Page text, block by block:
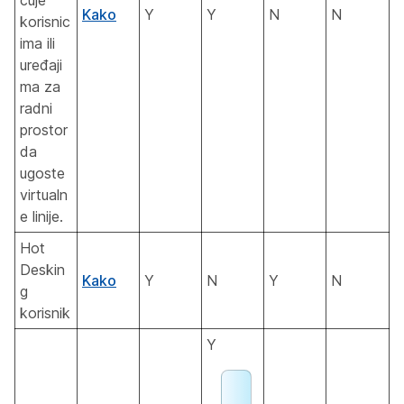
korisnic
ima ili
uređaji
ma za
radni
prostor
da
ugoste
virtualn
e linije.
Kako Y Y N N
Hot
Deskin
g
korisnik
Kako Y N Y N
Y